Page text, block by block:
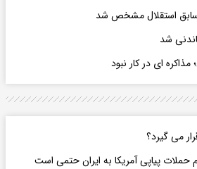
استقلال مشخص شد
شد
مذاکره ای در کار نبود
می گیرد؟
حملات پیاپی آمریکا به ایران حتمی است